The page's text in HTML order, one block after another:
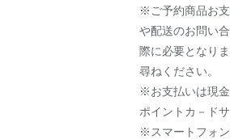
※ご予約商品お
や配送のお問い
際に必要となり
尋ねください。
※お支払いは現
ポイントカ－ド
※スマートフォ